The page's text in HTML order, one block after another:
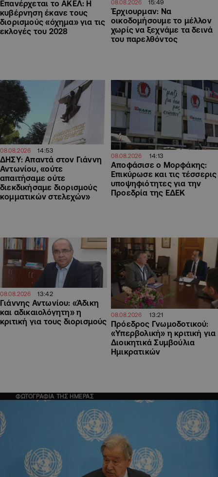
Επανέρχεται το ΑΚΕΛ: Η
κυβέρνηση έκανε τους
διορισμούς «όχημα» για τις
εκλογές του 2028
08.08.2026 15:49
Έρχιουρμαν: Να
οικοδομήσουμε το μέλλον
χωρίς να ξεχνάμε τα δεινά
του παρελθόντος
08.08.2026 14:53
ΔΗΣΥ: Απαντά στον Γιάννη
Αντωνίου, «ούτε
απαιτήσαμε ούτε
διεκδικήσαμε διορισμούς
κομματικών στελεχών»
08.08.2026 14:13
Αποφάσισε ο Μορφάκης:
Επικύρωσε και τις τέσσερις
υποψηφιότητες για την
Προεδρία της ΕΔΕΚ
08.08.2026 13:42
Γιάννης Αντωνίου: «Άδικη
και αδικαιολόγητη» η
κριτική για τους διορισμούς
08.08.2026 13:21
Πρόεδρος Γνωμοδοτικού:
«Υπερβολική» η κριτική για
Διοικητικά Συμβούλια
Ημικρατικών
ΦΩΤΟΓΡΑΦΙΑ ΤΗΣ ΗΜΕΡΑΣ